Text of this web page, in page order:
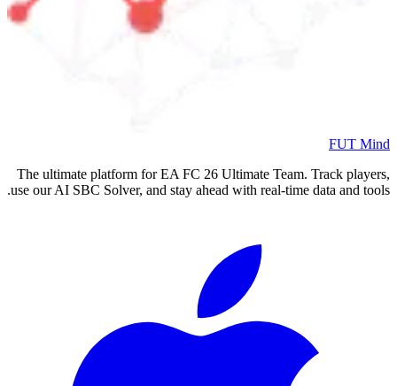
FUT Mind
The ultimate platform for EA FC 26 Ultimate Team. Track players,
use our AI SBC Solver, and stay ahead with real-time data and tools.